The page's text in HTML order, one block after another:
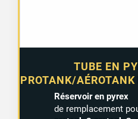
TUBE EN
PROTANK/AÉROTANK
Réservoir en pyrex
de remplacement